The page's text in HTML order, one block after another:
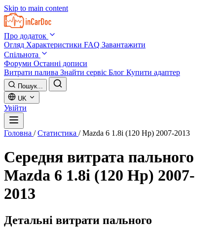
Skip to main content
Про додаток
Огляд Характеристики FAQ Завантажити
Спільнота
Форуми Останні дописи
Витрати палива Знайти сервіс Блог Купити адаптер
Пошук...
UK
Увійти
Головна / Статистика / Mazda 6 1.8i (120 Hp) 2007-2013
Середня витрата пального
Mazda 6 1.8i (120 Hp) 2007-
2013
Детальні витрати пального